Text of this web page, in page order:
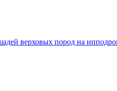
верховых пород на